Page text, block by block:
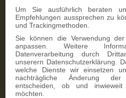
Um Sie ausführlich beraten
Empfehlungen aussprechen zu
und Trackingmethoden.
Sie können die Verwendung
anpassen. Weitere
Datenverarbeitung durch
unserern Datenschutzerklärung.
welche Dienste wir einsetzen
nachträgliche Änderung
entscheiden, ob und
möchten.
NEWSLETTER-